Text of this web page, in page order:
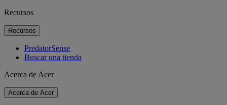
Recursos
Recursos
PredatorSense
Buscar una tienda
Acerca de Acer
Acerca de Acer